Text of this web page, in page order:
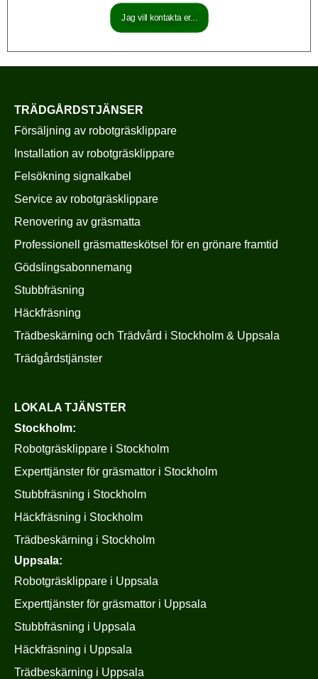
Jag vill kontakta er...
TRÄDGÅRDSTJÄNSER
Försäljning av robotgräsklippare
Installation av robotgräsklippare
Felsökning signalkabel
Service av robotgräsklippare
Renovering av gräsmatta
Professionell gräsmatteskötsel för en grönare framtid
Gödslingsabonnemang
Stubbfräsning
Häckfräsning
Trädbeskärning och Trädvård i Stockholm & Uppsala
Trädgårdstjänster
LOKALA TJÄNSTER
Stockholm:
Robotgräsklippare i Stockholm
Experttjänster för gräsmattor i Stockholm
Stubbfräsning i Stockholm
Häckfräsning i Stockholm
Trädbeskärning i Stockholm
Uppsala:
Robotgräsklippare i Uppsala
Experttjänster för gräsmattor i Uppsala
Stubbfräsning i Uppsala
Häckfräsning i Uppsala
Trädbeskärning i Uppsala